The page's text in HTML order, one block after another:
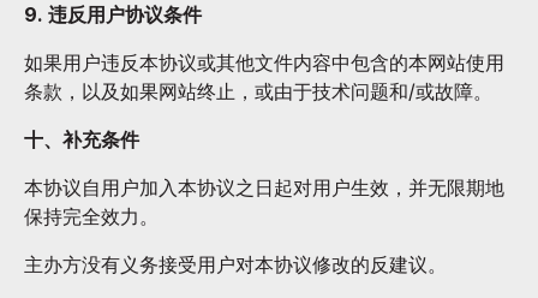
9. 违反用户协议条件
如果用户违反本协议或其他文件内容中包含的本网站使用
条款，以及如果网站终止，或由于技术问题和/或故障。
十、补充条件
本协议自用户加入本协议之日起对用户生效，并无限期地
保持完全效力。
主办方没有义务接受用户对本协议修改的反建议。